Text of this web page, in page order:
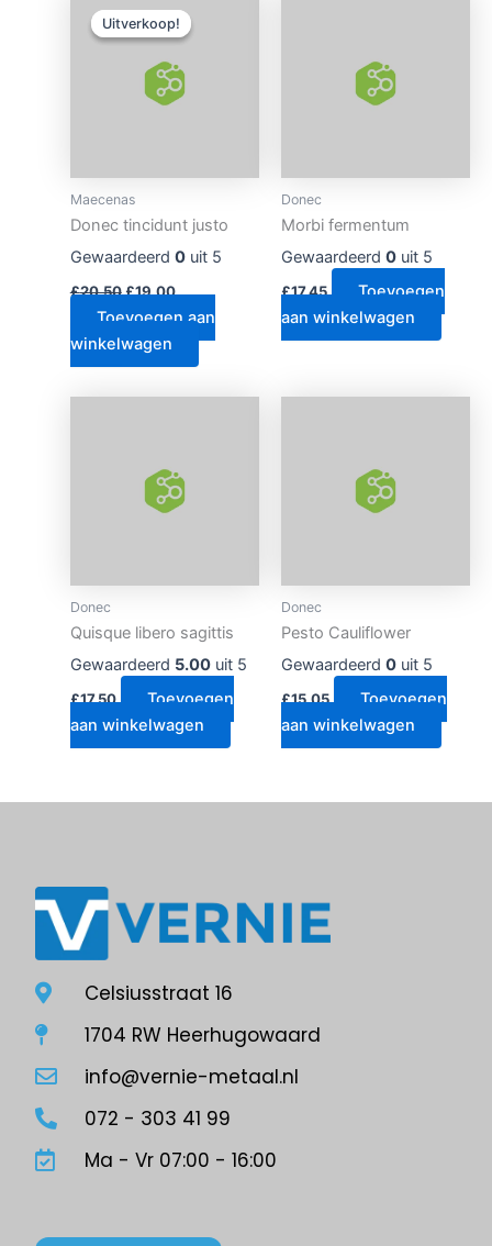
Uitverkoop!
Uitverkoop!
Maecenas
Donec tincidunt justo
Gewaardeerd 0uit 5
£20.50
prijs
was:
£19.00
prijs
is:
Toevoegen aan
winkelwagen
Donec
Morbi fermentum
Gewaardeerd 0uit 5
£17.45
Toevoegen
aan winkelwagen
Donec
Quisque libero sagittis
Gewaardeerd 5.00uit 5
£17.50
Toevoegen
aan winkelwagen
Donec
Pesto Cauliflower
Gewaardeerd 0uit 5
£15.05
Toevoegen
aan winkelwagen
Celsiusstraat 16
1704 RW Heerhugowaard
info@vernie-metaal.nl
072 - 303 41 99
Ma - Vr 07:00 - 16:00